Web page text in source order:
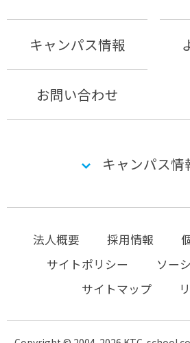
キャンパス情報
お問い合わせ
キャンパス情
法人概要 採用情報
サイトポリシー
ソー
サイトマップ